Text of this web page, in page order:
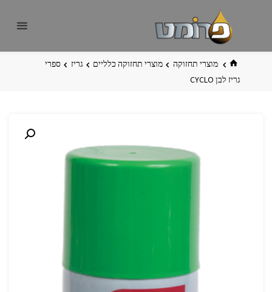
בית מוצרי תחזוקה מוצרי תחזוקה כלליים גריז
ספרי
גריז לבן CYCLO